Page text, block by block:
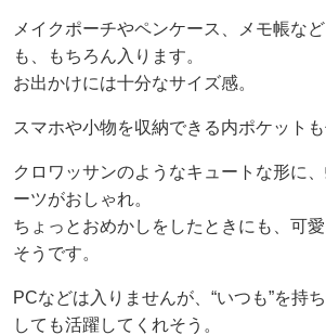
メイクポーチやペンケース、メモ帳な
も、もちろん入ります。
お出かけには十分なサイズ感。
スマホや小物を収納できる内ポケットも
クロワッサンのようなキュートな形に
ーツがおしゃれ。
ちょっとおめかしをしたときにも、可
そうです。
PCなどは入りませんが、“いつも”を持
しても活躍してくれそう。